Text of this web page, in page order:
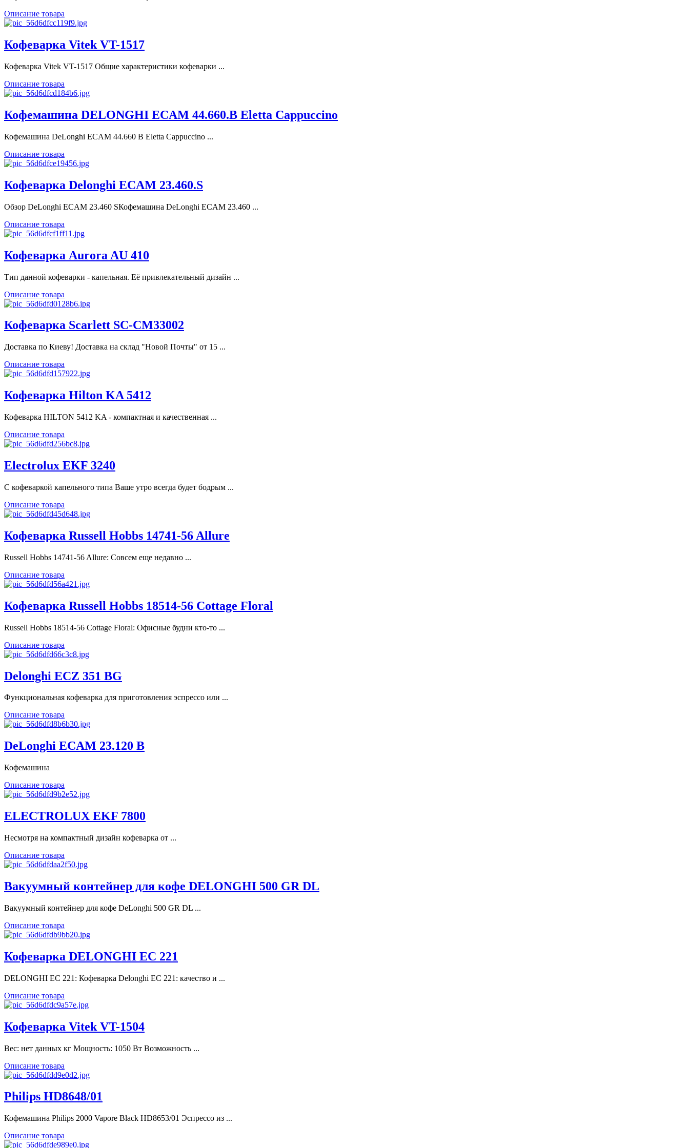
Описание товара
Кофеварка Vitek VT-1517
Кофеварка Vitek VT-1517 Общие характеристики кофеварки ...
Описание товара
Кофемашина DELONGHI ECAM 44.660.B Eletta Cappuccino
Кофемашина DeLonghi ECAM 44.660 B Eletta Cappuccino ...
Описание товара
Кофеварка Delonghi ECAM 23.460.S
Обзор DeLonghi ECAM 23.460 SКофемашина DeLonghi ECAM 23.460 ...
Описание товара
Кофеварка Aurora AU 410
Тип данной кофеварки - капельная. Её привлекательный дизайн ...
Описание товара
Кофеварка Scarlett SC-CM33002
Доставка по Киеву! Доставка на склад "Новой Почты" от 15 ...
Описание товара
Кофеварка Hilton KA 5412
Кофеварка HILTON 5412 KA - компактная и качественная ...
Описание товара
Electrolux EKF 3240
С кофеваркой капельного типа Ваше утро всегда будет бодрым ...
Описание товара
Кофеварка Russell Hobbs 14741-56 Allure
Russell Hobbs 14741-56 Allure: Совсем еще недавно ...
Описание товара
Кофеварка Russell Hobbs 18514-56 Cottage Floral
Russell Hobbs 18514-56 Cottage Floral: Офисные будни кто-то ...
Описание товара
Delonghi ECZ 351 BG
Функциональная кофеварка для приготовления эспрессо или ...
Описание товара
DeLonghi ECAM 23.120 B
Кофемашина
Описание товара
ELECTROLUX EKF 7800
Несмотря на компактный дизайн кофеварка от ...
Описание товара
Вакуумный контейнер для кофе DELONGHI 500 GR DL
Вакуумный контейнер для кофе DeLonghi 500 GR DL ...
Описание товара
Кофеварка DELONGHI EC 221
DELONGHI EC 221: Кофеварка Delonghi EC 221: качество и ...
Описание товара
Кофеварка Vitek VT-1504
Вес: нет данных кг Мощность: 1050 Вт Возможность ...
Описание товара
Philips HD8648/01
Кофемашина Philips 2000 Vapore Black HD8653/01 Эспрессо из ...
Описание товара